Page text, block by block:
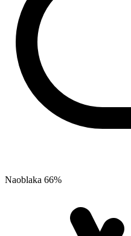
Naoblaka 66%